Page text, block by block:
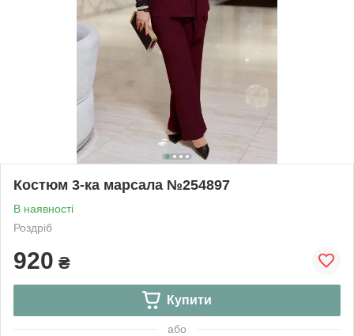
Костюм 3-ка марсала №254897
В наявності
Роздріб
920 ₴
Купити
або